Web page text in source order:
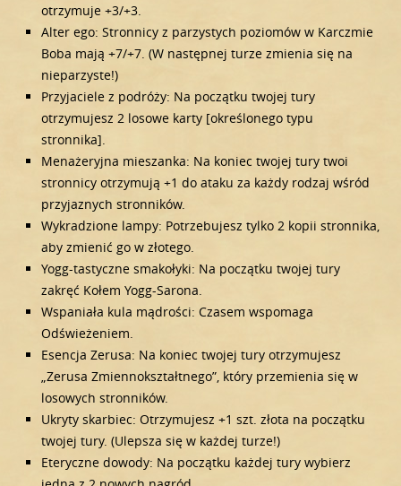
otrzymuje +3/+3.
Alter ego: Stronnicy z parzystych poziomów w Karczmie
Boba mają +7/+7. (W następnej turze zmienia się na
nieparzyste!)
Przyjaciele z podróży: Na początku twojej tury
otrzymujesz 2 losowe karty [określonego typu
stronnika].
Menażeryjna mieszanka: Na koniec twojej tury twoi
stronnicy otrzymują +1 do ataku za każdy rodzaj wśród
przyjaznych stronników.
Wykradzione lampy: Potrzebujesz tylko 2 kopii stronnika,
aby zmienić go w złotego.
Yogg-tastyczne smakołyki: Na początku twojej tury
zakręć Kołem Yogg-Sarona.
Wspaniała kula mądrości: Czasem wspomaga
Odświeżeniem.
Esencja Zerusa: Na koniec twojej tury otrzymujesz
„Zerusa Zmiennokształtnego”, który przemienia się w
losowych stronników.
Ukryty skarbiec: Otrzymujesz +1 szt. złota na początku
twojej tury. (Ulepsza się w każdej turze!)
Eteryczne dowody: Na początku każdej tury wybierz